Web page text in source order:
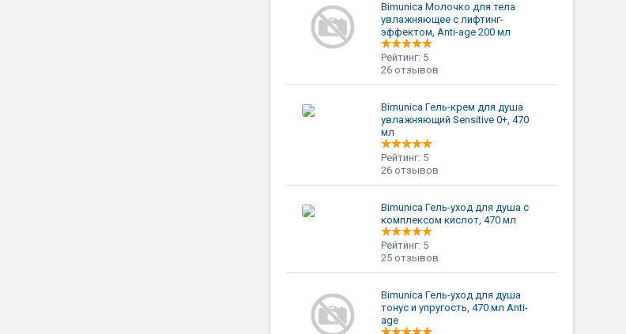
Bimunica Молочко для тела
увлажняющее с лифтинг-
эффектом, Anti-age 200 мл
Рейтинг: 5
26 отзывов
Bimunica Гель-крем для душа
увлажняющий Sensitive 0+, 470
мл
Рейтинг: 5
26 отзывов
Bimunica Гель-уход для душа с
комплексом кислот, 470 мл
Рейтинг: 5
25 отзывов
Bimunica Гель-уход для душа
тонус и упругость, 470 мл Anti-
age